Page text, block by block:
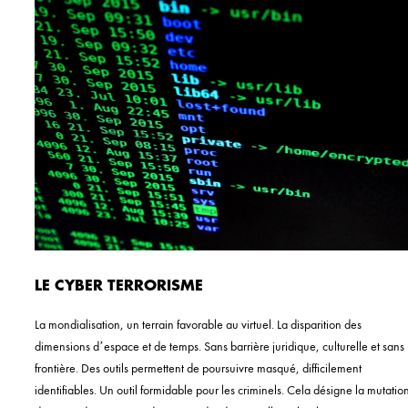
LE CYBER TERRORISME
La mondialisation, un terrain favorable au virtuel. La disparition des
dimensions d’espace et de temps. Sans barrière juridique, culturelle et sans
frontière. Des outils permettent de poursuivre masqué, difficilement
identifiables. Un outil formidable pour les criminels. Cela désigne la